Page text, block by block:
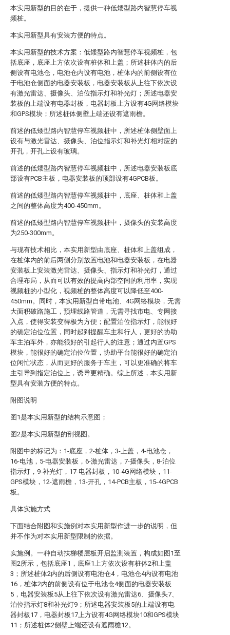
本实用新型的目的在于，提供一种低矮型路内智慧停车视
频桩。
本实用新型具有安装方便的特点。
本实用新型的技术方案：低矮型路内智慧停车视频桩，包
括底座，底座上方依次设有桩体和上盖；所述桩体内的后
侧设有电池仓，电池仓内设有电池，桩体内的前侧设有位
于电池仓侧面的电器安装板，电器安装板从上往下依次设
有激光雷达、摄像头、泊位指示灯和补光灯；所述电器安
装板的上端设有电器封板，电器封板上方设有4G网络模块
和GPS模块；所述桩体侧壁上端还设有遮雨檐。
前述的低矮型路内智慧停车视频桩中，所述桩体侧壁面上
设有与激光雷达、摄像头、泊位指示灯和补光灯相对应的
开孔，开孔上设有玻璃。
前述的低矮型路内智慧停车视频桩中，所述电器安装板底
部设有PCB主板，电器安装板的顶部设有4GPCB板。
前述的低矮型路内智慧停车视频桩中，底座、桩体和上盖
之间的整体高度为400-450mm。
前述的低矮型路内智慧停车视频桩中，摄像头的安装高度
为250-300mm。
与现有技术相比，本实用新型由底座、桩体和上盖组成，
在桩体内的前后两侧分别放置电池和电器安装板，在电器
安装板上安装激光雷达、摄像头、指示灯和补光灯，通过
合理布局，从而可以有效的提高内部空间的利用率，实现
视频桩的小型化，视频桩的整体高度可以降低至400-
450mm。同时，本实用新型自带电池、4G网络模块，无需
大面积破路施工，预埋线路管道，无需寻找市电、专网接
入点，使得安装变得极为方便；配置泊位指示灯，能很好
的确定泊位位置，同时起到提醒车主和行人，更好的协助
车主泊车外，亦能很好的引起行人的注意；通过内置GPS
模块，能很好的确定泊位位置，协助平台能很好的确定泊
位闲忙状态，从而更好的服务于车主，可以更准确的将车
主引导到指定泊位上，诱导更精确。综上所述，本实用新
型具有安装方便的特点。
附图说明
图1是本实用新型的结构示意图；
图2是本实用新型的剖视图。
附图中的标记为：1-底座，2-桩体，3-上盖，4-电池仓，
16-电池，5-电器安装板，6-激光雷达，7-摄像头，8-泊位
指示灯，9-补光灯，17-电器封板，10-4G网络模块，11-
GPS模块，12-遮雨檐，13-开孔，14-PCB主板，15-4GPCB
板。
具体实施方式
下面结合附图和实施例对本实用新型作进一步的说明，但
并不作为对本实用新型限制的依据。
实施例。一种自动扶梯楼层板开启监测装置，构成如图1至
图2所示，包括底座1，底座1上方依次设有桩体2和上盖
3；所述桩体2内的后侧设有电池仓4，电池仓4内设有电池
16，桩体2内的前侧设有位于电池仓4侧面的电器安装板
5，电器安装板5从上往下依次设有激光雷达6、摄像头7、
泊位指示灯8和补光灯9；所述电器安装板5的上端设有电
器封板17，电器封板17上方设有4G网络模块10和GPS模块
11；所述桩体2侧壁上端还设有遮雨檐12。